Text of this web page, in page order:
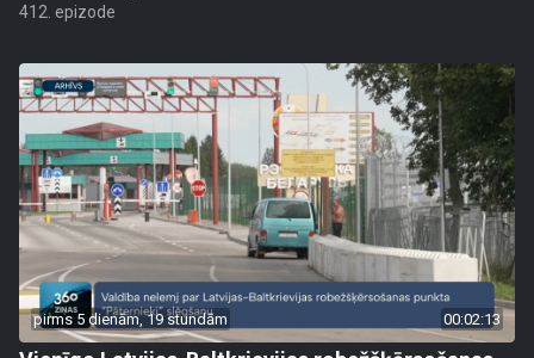
412. epizode
pirms 5 dienām, 19 stundām 00:02:13